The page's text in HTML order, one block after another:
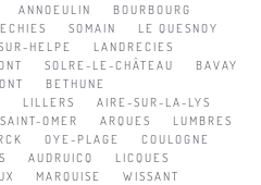
ANNOEULIN
BOURBOURG
SOMAIN
LE QUESNOY
HELPE
LANDRECIES
SOLRE-LE-CHÂTEAU
BAVAY
BETHUNE
LILLERS
AIRE-SUR-LA-LYS
SAINT-OMER ARQUES
LUMBRES
OYE-PLAGE
COULOGNE
AUDRUICQ
LICQUES
MARQUISE
WISSANT